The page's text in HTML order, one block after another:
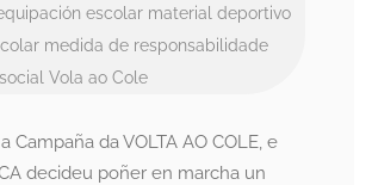
escolar material deportivo
medida de responsabilidade
Vola ao Cole
Campaña da VOLTA AO COLE, e
decideu poñer en marcha un